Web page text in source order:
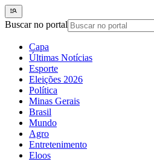
Buscar no portal
Capa
Últimas Notícias
Esporte
Eleições 2026
Política
Minas Gerais
Brasil
Mundo
Agro
Entretenimento
Eloos